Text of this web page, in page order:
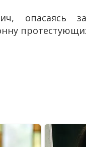
опасаясь